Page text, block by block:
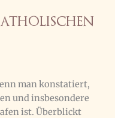
man konstatiert,
und insbesondere
ist. Überblickt